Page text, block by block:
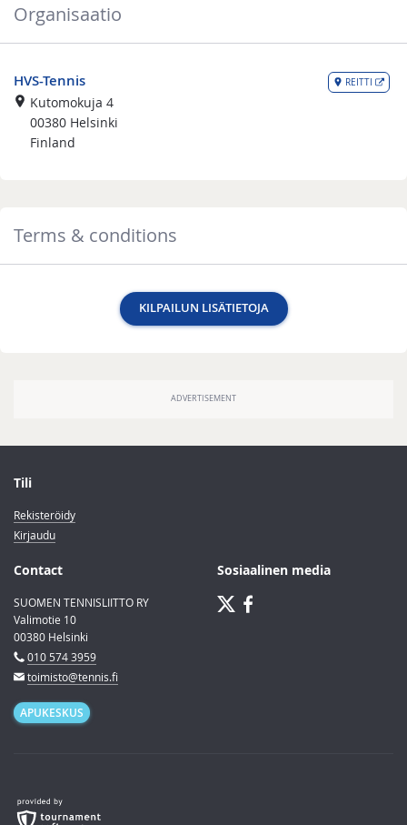
Organisaatio
HVS-Tennis
Kutomokuja 4
00380 Helsinki
Finland
REITTI
Terms & conditions
KILPAILUN LISÄTIETOJA
Tili
Rekisteröidy
Kirjaudu
Contact
SUOMEN TENNISLIITTO RY
Valimotie 10
00380 Helsinki
010 574 3959
toimisto@tennis.fi
APUKESKUS
Sosiaalinen media